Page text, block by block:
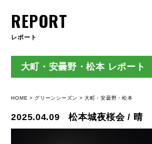
REPORT
レポート
大町・安曇野・松本 レポート
HOME グリーンシーズン 大町・安曇野・松本
2025.04.09 松本城夜桜会 / 晴